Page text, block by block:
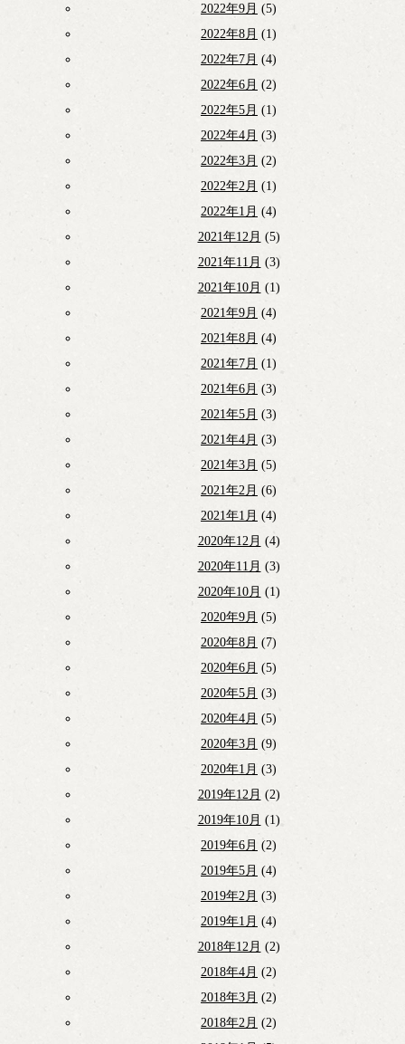
2022年9月 (5)
2022年8月 (1)
2022年7月 (4)
2022年6月 (2)
2022年5月 (1)
2022年4月 (3)
2022年3月 (2)
2022年2月 (1)
2022年1月 (4)
2021年12月 (5)
2021年11月 (3)
2021年10月 (1)
2021年9月 (4)
2021年8月 (4)
2021年7月 (1)
2021年6月 (3)
2021年5月 (3)
2021年4月 (3)
2021年3月 (5)
2021年2月 (6)
2021年1月 (4)
2020年12月 (4)
2020年11月 (3)
2020年10月 (1)
2020年9月 (5)
2020年8月 (7)
2020年6月 (5)
2020年5月 (3)
2020年4月 (5)
2020年3月 (9)
2020年1月 (3)
2019年12月 (2)
2019年10月 (1)
2019年6月 (2)
2019年5月 (4)
2019年2月 (3)
2019年1月 (4)
2018年12月 (2)
2018年4月 (2)
2018年3月 (2)
2018年2月 (2)